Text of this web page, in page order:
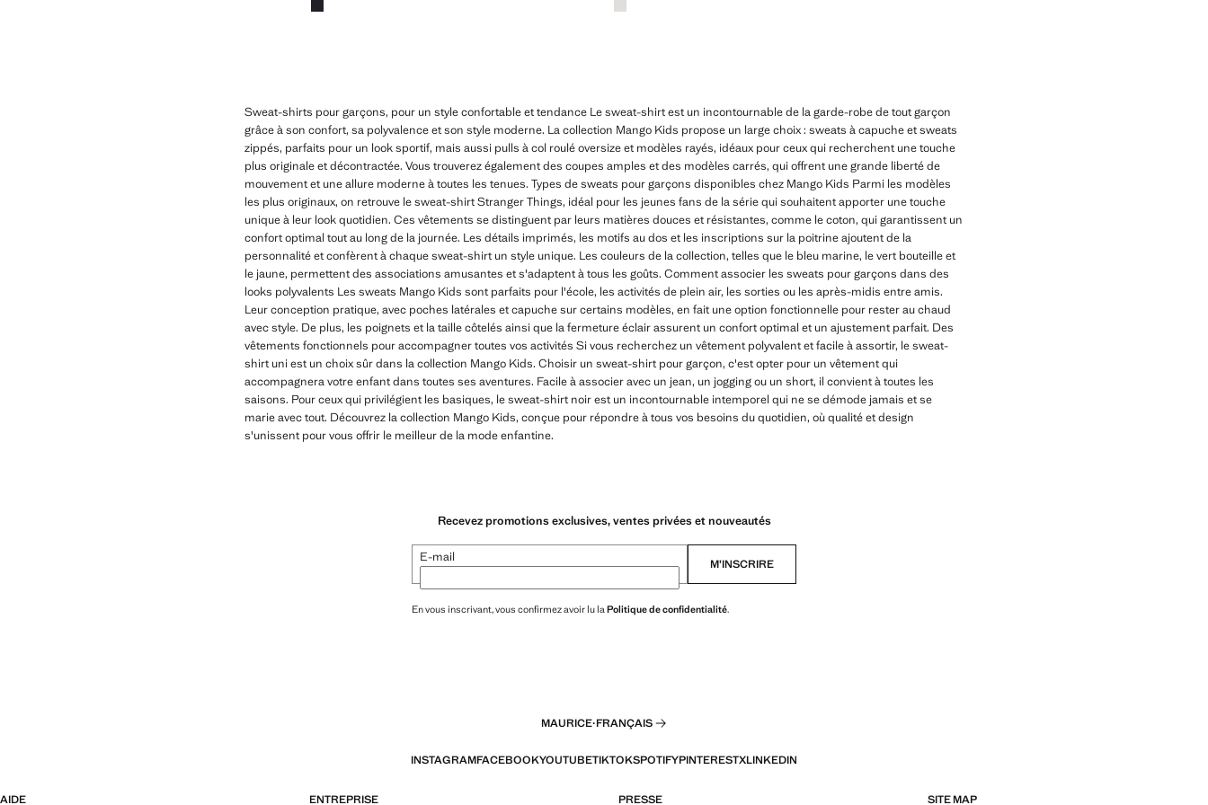
Sweat-shirts pour garçons, pour un style confortable et tendance Le sweat-shirt est un incontournable de la garde-robe de tout garçon
grâce à son confort, sa polyvalence et son style moderne. La collection Mango Kids propose un large choix : sweats à capuche et sweats
zippés, parfaits pour un look sportif, mais aussi pulls à col roulé oversize et modèles rayés, idéaux pour ceux qui recherchent une touche
plus originale et décontractée. Vous trouverez également des coupes amples et des modèles carrés, qui offrent une grande liberté de
mouvement et une allure moderne à toutes les tenues. Types de sweats pour garçons disponibles chez Mango Kids Parmi les modèles
les plus originaux, on retrouve le sweat-shirt Stranger Things, idéal pour les jeunes fans de la série qui souhaitent apporter une touche
unique à leur look quotidien. Ces vêtements se distinguent par leurs matières douces et résistantes, comme le coton, qui garantissent un
confort optimal tout au long de la journée. Les détails imprimés, les motifs au dos et les inscriptions sur la poitrine ajoutent de la
personnalité et confèrent à chaque sweat-shirt un style unique. Les couleurs de la collection, telles que le bleu marine, le vert bouteille et
le jaune, permettent des associations amusantes et s'adaptent à tous les goûts. Comment associer les sweats pour garçons dans des
looks polyvalents Les sweats Mango Kids sont parfaits pour l'école, les activités de plein air, les sorties ou les après-midis entre amis.
Leur conception pratique, avec poches latérales et capuche sur certains modèles, en fait une option fonctionnelle pour rester au chaud
avec style. De plus, les poignets et la taille côtelés ainsi que la fermeture éclair assurent un confort optimal et un ajustement parfait. Des
vêtements fonctionnels pour accompagner toutes vos activités Si vous recherchez un vêtement polyvalent et facile à assortir, le sweat-
shirt uni est un choix sûr dans la collection Mango Kids. Choisir un sweat-shirt pour garçon, c'est opter pour un vêtement qui
accompagnera votre enfant dans toutes ses aventures. Facile à associer avec un jean, un jogging ou un short, il convient à toutes les
saisons. Pour ceux qui privilégient les basiques, le sweat-shirt noir est un incontournable intemporel qui ne se démode jamais et se
marie avec tout. Découvrez la collection Mango Kids, conçue pour répondre à tous vos besoins du quotidien, où qualité et design
s'unissent pour vous offrir le meilleur de la mode enfantine.
Recevez promotions exclusives, ventes privées et nouveautés
E-mail M’INSCRIRE
En vous inscrivant, vous confirmez avoir lu la Politique de confidentialité.
MAURICE·FRANÇAIS
INSTAGRAMFACEBOOKYOUTUBETIKTOKSPOTIFYPINTERESTXLINKEDIN
AIDE ENTREPRISE PRESSE SITE MAP